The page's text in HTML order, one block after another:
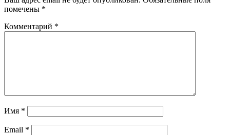
помечены *
Комментарий *
Имя *
Email *